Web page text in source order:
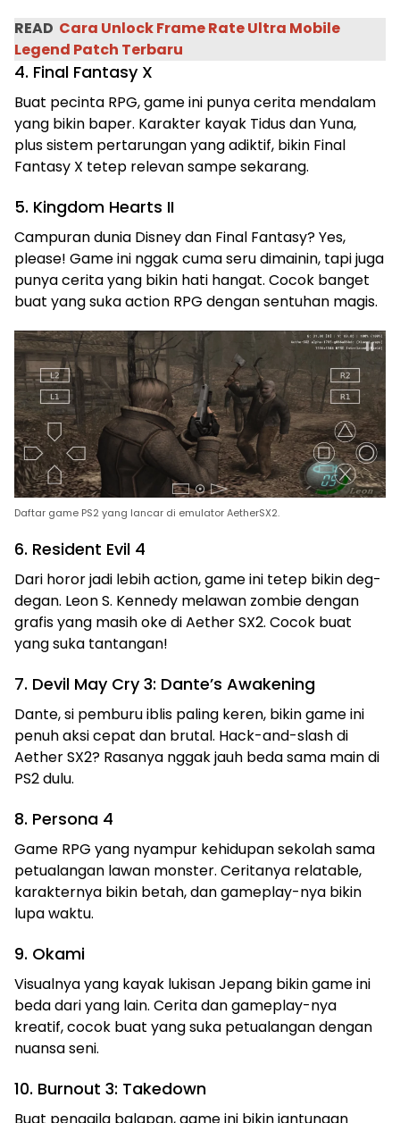
READ Cara Unlock Frame Rate Ultra Mobile
Legend Patch Terbaru
4. Final Fantasy X
Buat pecinta RPG, game ini punya cerita mendalam
yang bikin baper. Karakter kayak Tidus dan Yuna,
plus sistem pertarungan yang adiktif, bikin Final
Fantasy X tetep relevan sampe sekarang.
5. Kingdom Hearts II
Campuran dunia Disney dan Final Fantasy? Yes,
please! Game ini nggak cuma seru dimainin, tapi juga
punya cerita yang bikin hati hangat. Cocok banget
buat yang suka action RPG dengan sentuhan magis.
Daftar game PS2 yang lancar di emulator AetherSX2.
6. Resident Evil 4
Dari horor jadi lebih action, game ini tetep bikin deg-
degan. Leon S. Kennedy melawan zombie dengan
grafis yang masih oke di Aether SX2. Cocok buat
yang suka tantangan!
7. Devil May Cry 3: Dante’s Awakening
Dante, si pemburu iblis paling keren, bikin game ini
penuh aksi cepat dan brutal. Hack-and-slash di
Aether SX2? Rasanya nggak jauh beda sama main di
PS2 dulu.
8. Persona 4
Game RPG yang nyampur kehidupan sekolah sama
petualangan lawan monster. Ceritanya relatable,
karakternya bikin betah, dan gameplay-nya bikin
lupa waktu.
9. Okami
Visualnya yang kayak lukisan Jepang bikin game ini
beda dari yang lain. Cerita dan gameplay-nya
kreatif, cocok buat yang suka petualangan dengan
nuansa seni.
10. Burnout 3: Takedown